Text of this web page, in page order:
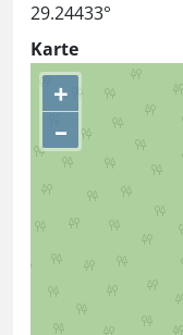
29.24433°
Karte
+
–